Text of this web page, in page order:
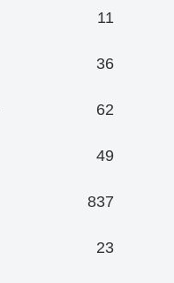
11
36
62
49
837
23